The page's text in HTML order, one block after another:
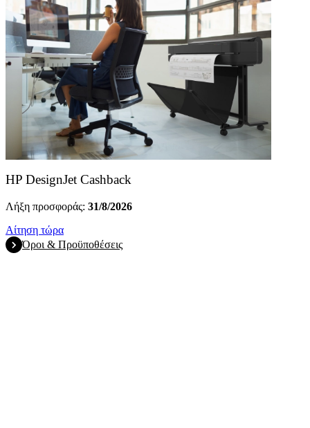
HP DesignJet Cashback
Λήξη προσφοράς: 31/8/2026
Αίτηση τώρα
Όροι & Προϋποθέσεις